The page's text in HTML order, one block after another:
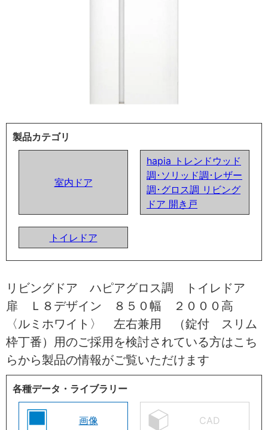
製品カテゴリ
室内ドア
hapia トレンドウッド
調･ソリッド調･レザー
調･グロス調 リビング
ドア 開き戸
トイレドア
リビングドア ハピアグロス調 トイレドア
扉 Ｌ８デザイン ８５０幅 ２０００高
〈ルミホワイト〉 左右兼用 （錠付 スリム
枠丁番）用のご採用を検討されている方はこち
らから製品の情報がご覧いただけます
各種データ・ライブラリー
画像 CAD